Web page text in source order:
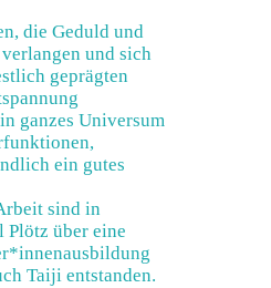
die Geduld und
und sich
geprägten
ganzes Universum
ein gutes
sind in
Plötz über eine
Taiji entstanden.